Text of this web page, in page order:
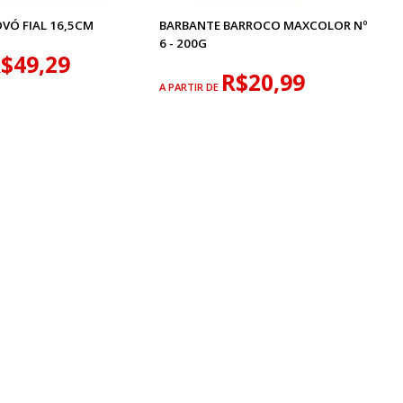
FIAL 16,5CM
BARBANTE BARROCO MAXCOLOR Nº
6 - 200G
A PARTIR DE R$20,99